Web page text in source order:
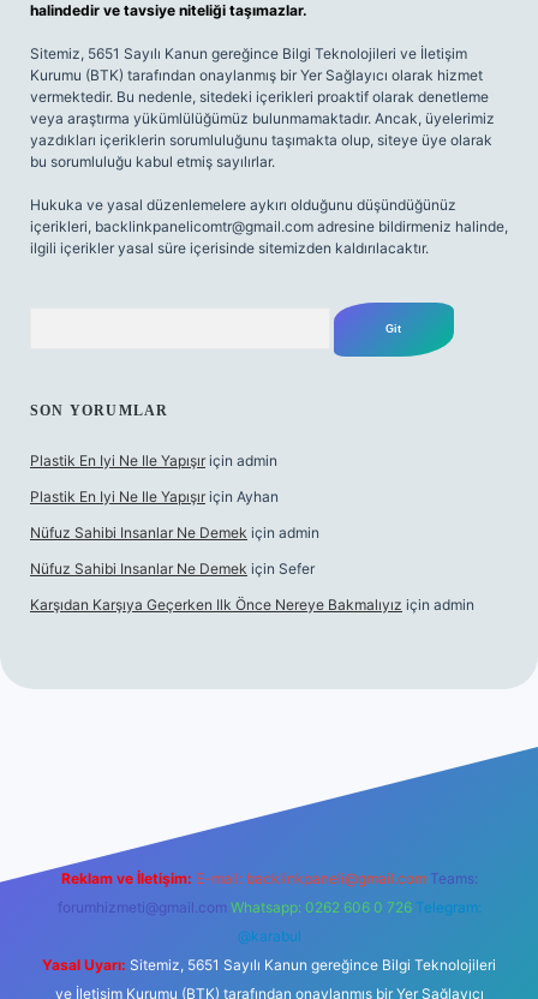
halindedir ve tavsiye niteliği taşımazlar.
Sitemiz, 5651 Sayılı Kanun gereğince Bilgi Teknolojileri ve İletişim
Kurumu (BTK) tarafından onaylanmış bir Yer Sağlayıcı olarak hizmet
vermektedir. Bu nedenle, sitedeki içerikleri proaktif olarak denetleme
veya araştırma yükümlülüğümüz bulunmamaktadır. Ancak, üyelerimiz
yazdıkları içeriklerin sorumluluğunu taşımakta olup, siteye üye olarak
bu sorumluluğu kabul etmiş sayılırlar.
Hukuka ve yasal düzenlemelere aykırı olduğunu düşündüğünüz
içerikleri, backlinkpanelicomtr@gmail.com adresine bildirmeniz halinde,
ilgili içerikler yasal süre içerisinde sitemizden kaldırılacaktır.
SON YORUMLAR
Plastik En Iyi Ne Ile Yapışır için admin
Plastik En Iyi Ne Ile Yapışır için Ayhan
Nüfuz Sahibi Insanlar Ne Demek için admin
Nüfuz Sahibi Insanlar Ne Demek için Sefer
Karşıdan Karşıya Geçerken Ilk Önce Nereye Bakmalıyız için admin
Reklam ve İletişim: E-mail: backlinkpaneli@gmail.com Teams:
forumhizmeti@gmail.com Whatsapp: 0262 606 0 726 Telegram:
@karabul
Yasal Uyarı: Sitemiz, 5651 Sayılı Kanun gereğince Bilgi Teknolojileri
ve İletişim Kurumu (BTK) tarafından onaylanmış bir Yer Sağlayıcı